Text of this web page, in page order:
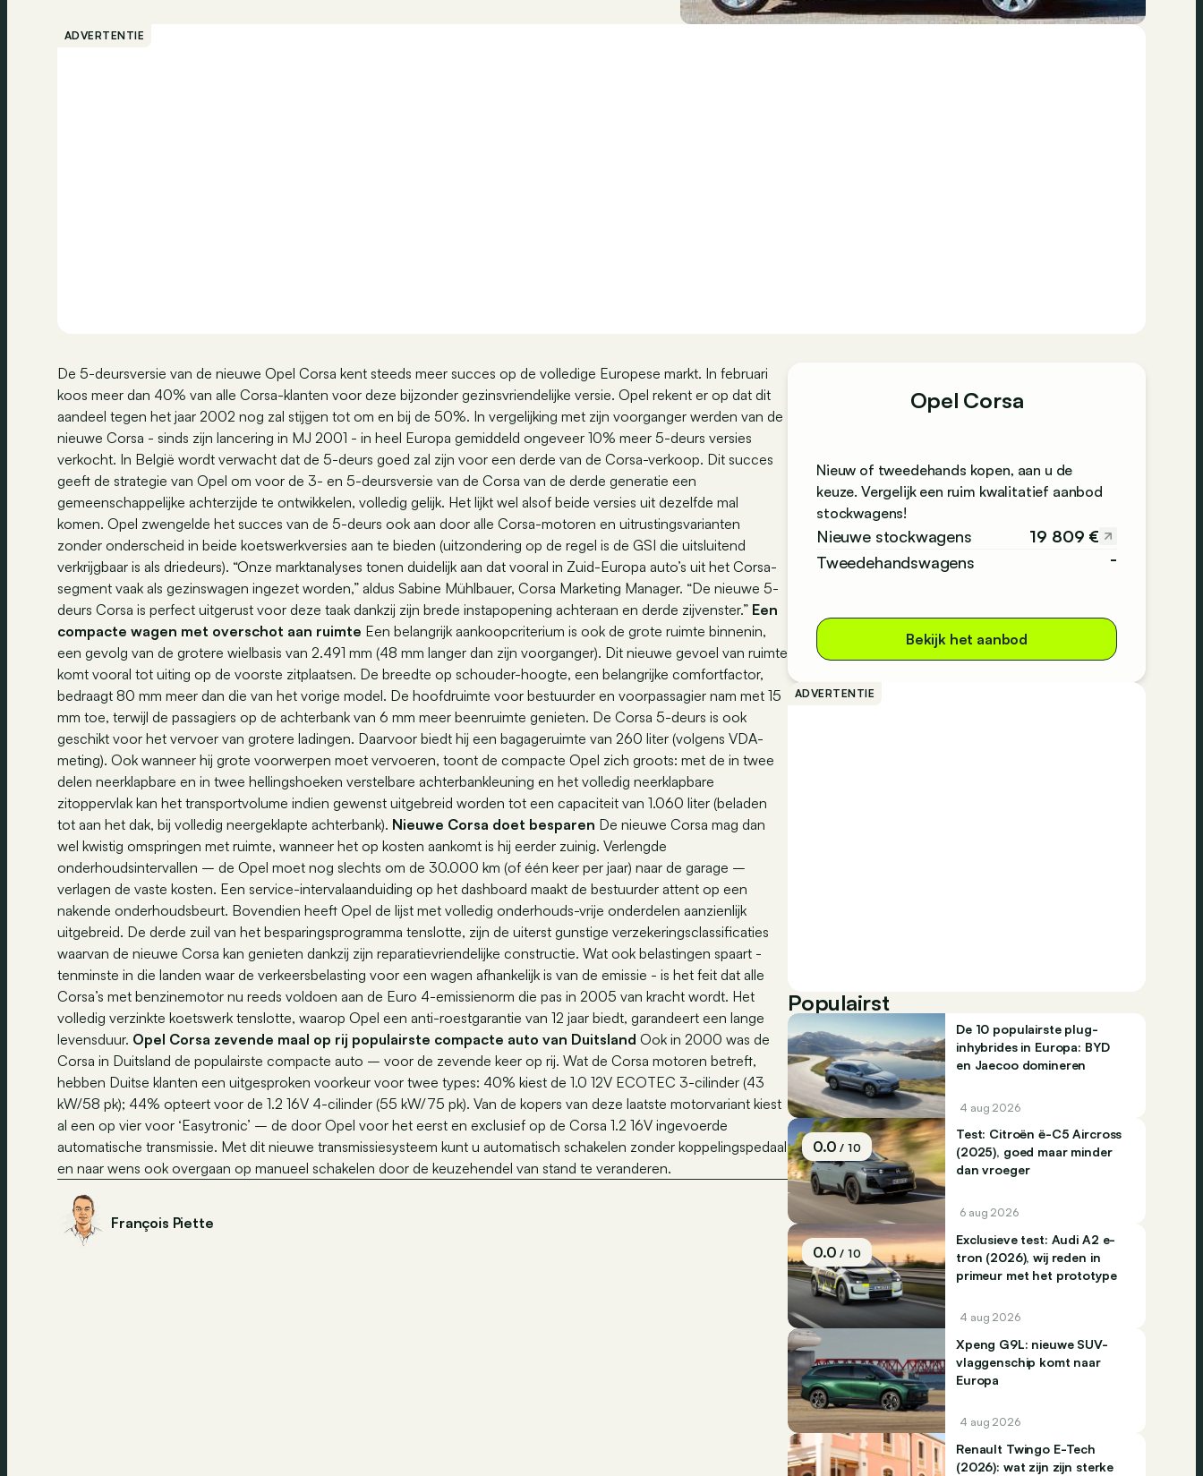
ADVERTENTIE
De 5-deursversie van de nieuwe Opel Corsa kent steeds meer succes op de volledige Europese markt. In februari
koos meer dan 40% van alle Corsa-klanten voor deze bijzonder gezinsvriendelijke versie. Opel rekent er op dat dit
aandeel tegen het jaar 2002 nog zal stijgen tot om en bij de 50%. In vergelijking met zijn voorganger werden van de
nieuwe Corsa - sinds zijn lancering in MJ 2001 - in heel Europa gemiddeld ongeveer 10% meer 5-deurs versies
verkocht. In België wordt verwacht dat de 5-deurs goed zal zijn voor een derde van de Corsa-verkoop. Dit succes
geeft de strategie van Opel om voor de 3- en 5-deursversie van de Corsa van de derde generatie een
gemeenschappelijke achterzijde te ontwikkelen, volledig gelijk. Het lijkt wel alsof beide versies uit dezelfde mal
komen. Opel zwengelde het succes van de 5-deurs ook aan door alle Corsa-motoren en uitrustingsvarianten
zonder onderscheid in beide koetswerkversies aan te bieden (uitzondering op de regel is de GSI die uitsluitend
verkrijgbaar is als driedeurs). “Onze marktanalyses tonen duidelijk aan dat vooral in Zuid-Europa auto’s uit het Corsa-
segment vaak als gezinswagen ingezet worden,” aldus Sabine Mühlbauer, Corsa Marketing Manager. “De nieuwe 5-
deurs Corsa is perfect uitgerust voor deze taak dankzij zijn brede instapopening achteraan en derde zijvenster.” Een
compacte wagen met overschot aan ruimte Een belangrijk aankoopcriterium is ook de grote ruimte binnenin,
een gevolg van de grotere wielbasis van 2.491 mm (48 mm langer dan zijn voorganger). Dit nieuwe gevoel van ruimte
komt vooral tot uiting op de voorste zitplaatsen. De breedte op schouder-hoogte, een belangrijke comfortfactor,
bedraagt 80 mm meer dan die van het vorige model. De hoofdruimte voor bestuurder en voorpassagier nam met 15
mm toe, terwijl de passagiers op de achterbank van 6 mm meer beenruimte genieten. De Corsa 5-deurs is ook
geschikt voor het vervoer van grotere ladingen. Daarvoor biedt hij een bagageruimte van 260 liter (volgens VDA-
meting). Ook wanneer hij grote voorwerpen moet vervoeren, toont de compacte Opel zich groots: met de in twee
delen neerklapbare en in twee hellingshoeken verstelbare achterbankleuning en het volledig neerklapbare
zitoppervlak kan het transportvolume indien gewenst uitgebreid worden tot een capaciteit van 1.060 liter (beladen
tot aan het dak, bij volledig neergeklapte achterbank). Nieuwe Corsa doet besparen De nieuwe Corsa mag dan
wel kwistig omspringen met ruimte, wanneer het op kosten aankomt is hij eerder zuinig. Verlengde
onderhoudsintervallen – de Opel moet nog slechts om de 30.000 km (of één keer per jaar) naar de garage –
verlagen de vaste kosten. Een service-intervalaanduiding op het dashboard maakt de bestuurder attent op een
nakende onderhoudsbeurt. Bovendien heeft Opel de lijst met volledig onderhouds-vrije onderdelen aanzienlijk
uitgebreid. De derde zuil van het besparingsprogramma tenslotte, zijn de uiterst gunstige verzekeringsclassificaties
waarvan de nieuwe Corsa kan genieten dankzij zijn reparatievriendelijke constructie. Wat ook belastingen spaart -
tenminste in die landen waar de verkeersbelasting voor een wagen afhankelijk is van de emissie - is het feit dat alle
Corsa’s met benzinemotor nu reeds voldoen aan de Euro 4-emissienorm die pas in 2005 van kracht wordt. Het
volledig verzinkte koetswerk tenslotte, waarop Opel een anti-roestgarantie van 12 jaar biedt, garandeert een lange
levensduur. Opel Corsa zevende maal op rij populairste compacte auto van Duitsland Ook in 2000 was de
Corsa in Duitsland de populairste compacte auto – voor de zevende keer op rij. Wat de Corsa motoren betreft,
hebben Duitse klanten een uitgesproken voorkeur voor twee types: 40% kiest de 1.0 12V ECOTEC 3-cilinder (43
kW/58 pk); 44% opteert voor de 1.2 16V 4-cilinder (55 kW/75 pk). Van de kopers van deze laatste motorvariant kiest
al een op vier voor ‘Easytronic’ – de door Opel voor het eerst en exclusief op de Corsa 1.2 16V ingevoerde
automatische transmissie. Met dit nieuwe transmissiesysteem kunt u automatisch schakelen zonder koppelingspedaal
en naar wens ook overgaan op manueel schakelen door de keuzehendel van stand te veranderen.
François Piette
Opel Corsa
Nieuw of tweedehands kopen, aan u de
keuze. Vergelijk een ruim kwalitatief aanbod
stockwagens!
Nieuwe stockwagens
19 809 €
Tweedehandswagens
-
Bekijk het aanbod
ADVERTENTIE
Populairst
De 10 populairste plug-
inhybrides in Europa: BYD
en Jaecoo domineren
4 aug 2026
0.0/ 10
Test: Citroën ë-C5 Aircross
(2025), goed maar minder
dan vroeger
6 aug 2026
0.0/ 10
Exclusieve test: Audi A2 e-
tron (2026), wij reden in
primeur met het prototype
4 aug 2026
Xpeng G9L: nieuwe SUV-
vlaggenschip komt naar
Europa
4 aug 2026
Renault Twingo E-Tech
(2026): wat zijn zijn sterke